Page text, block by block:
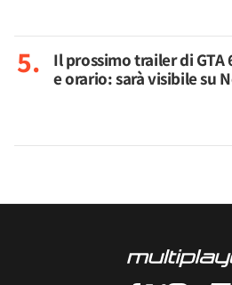
Il prossimo trailer di GTA
e orario: sarà visibile su